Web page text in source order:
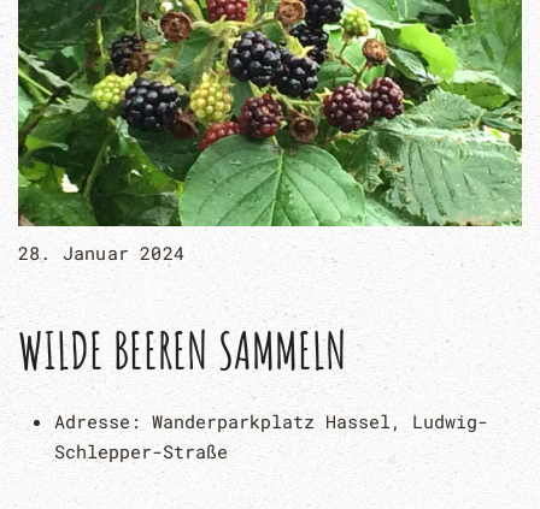
28. Januar 2024
WILDE BEEREN SAMMELN
Adresse: Wanderparkplatz Hassel, Ludwig-
Schlepper-Straße